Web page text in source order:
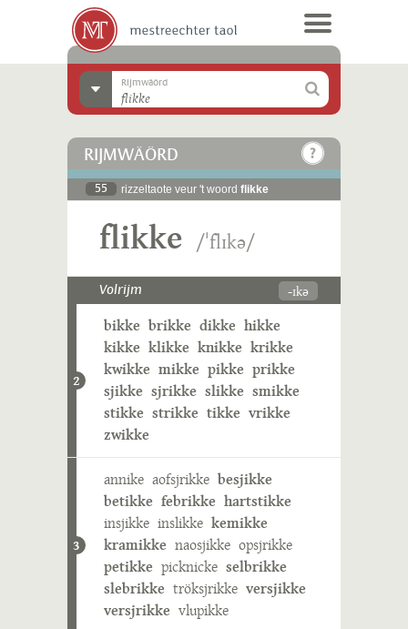
Rijmwäörd
RIJMWÄÖRD
55 rizzeltaote veur 't woord flikke
flikke /ˈflɪkə/
Volrijm -ɪkə
2
bikke brikke dikke hikke
kikke klikke knikke krikke
kwikke mikke pikke prikke
sjikke sjrikke slikke smikke
stikke strikke tikke vrikke
zwikke
3
annike aofsjrikke besjikke
betikke febrikke hartstikke
insjikke inslikke kemikke
kramikke naosjikke opsjrikke
petikke picknicke selbrikke
slebrikke tröksjrikke versjikke
versjrikke vlupikke